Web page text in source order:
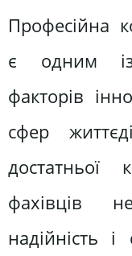
Професійна
є одним
факторів
сфер
достатньої
фахівців
надійність і